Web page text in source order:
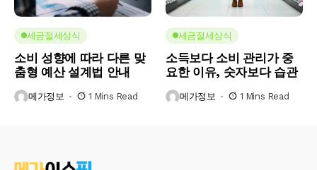
세금절세상식
소비 성향에 따라 다른 맞
춤형 예산 설계법 안내
메가정보 1 Mins Read
세금절세상식
소득보다 소비 관리가 중
요한 이유, 숫자보다 습관
메가정보 1 Mins Read